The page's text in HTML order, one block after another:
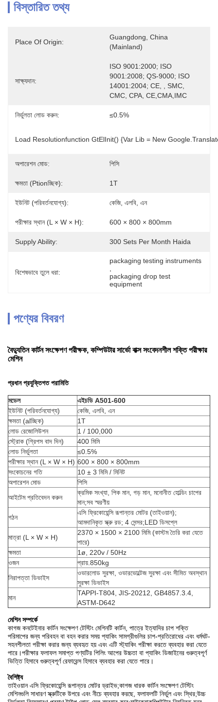
বিস্তারিত তথ্য
Place Of Origin:
Guangdong, China
(Mainland)
সাক্ষ্যদান:
ISO 9001:2000; ISO
9001:2008; QS-9000; ISO
14001:2004; CE, , SMC,
CMC, CPA, CE,CMA,IMC
নির্ভুলতা লোড করুন: ≤0.5%
Load Resolutionfunction GtElInit() {var Lib = New
অপারেশন মোড: পিসি
ক্ষমতা (ptionচ্ছিক): 1T
ইউনিট (পরিবর্তনযোগ্য): কেজি, এলবি, এন
পরীক্ষার স্থান (L × W × H): 600 × 800 × 800mm
Supply Ability: 300 Sets Per Month Haida
বিশেষভাবে তুলে ধরা:
packaging testing instruments
packaging drop test
equipment
পণ্যের বিবরণ
বৈদ্যুতিন কার্টন সংক্ষেপণ পরীক্ষক, কম্পিউটার সার্ভো বাক্স সংবেদনশীল শক্তি পরীক্ষার
মেশিন
প্রধান প্রযুক্তিগত পরামিতি
মডেল
এইচডি A501-600
ইউনিট (পরিবর্তনযোগ্য)
কেজি, এলবি, এন
ক্ষমতা (alচ্ছিক)
1T
লোড রেজোলিউশন
1 / 100,000
স্ট্রোক (গ্রিপস বাদ দিন)
400 মিমি
লোড নির্ভুলতা
≤0.5%
পরীক্ষার স্থান (L × W × H) 600 × 800 × 800mm
সংকোচনের গতি
10 ± 3 মিমি / মিনিট
অপারেশন মোড
পিসি
আইটেম প্রতিবেদন করুন
ক্রমিক সংখ্যা, পিক মান, গড় মান, মনোনীত হোল্ডিং চাপের
মান;সব স্মরণীয়
গঠন
এসি ফ্রিকোয়েন্সি রূপান্তর মোটর (তাইওয়ান);
আমদানিকৃত স্ক্রু রড; 4 সেন্সর;LED ডিসপ্লে
মাত্রা (L × W × H)
2370 × 1500 × 2100 মিমি (কাস্টম তৈরি করা যেতে
পারে)
ক্ষমতা
1ø, 220v / 50Hz
ওজন
প্রায়.850kg
নিরাপত্তা ডিভাইস
ওভারলোড সুরক্ষা, ওভারভোল্টেজ সুরক্ষা এবং সীমিত অবস্থান
সুরক্ষা ডিভাইস
মান
TAPPI-T804, JIS-20212, GB4857.3.4,
ASTM-D642
মেশিন সম্পর্কে
কাগজ কনটেইনার কার্টন সংক্ষেপণ টেস্টিং মেশিনটি কার্টন, পাত্রে ইত্যাদির চাপ শক্তি
পরিমাপের জন্য পরিবহন বা বহন করার সময় প্যাকিং সামগ্রীগুলির চাপ-প্রতিরোধের এবং ধর্মঘট-
সহনশীলতা পরীক্ষা করার জন্য ব্যবহৃত হয় এবং এটি স্ট্যাকিং পরীক্ষা করতে ব্যবহার করা যেতে
পারে।পরীক্ষার ফলাফল সমাপ্ত পণ্যটির পিলিং আপের উচ্চতা বা প্যাকিং ডিজাইনের গুরুত্বপূর্ণ
ভিত্তি হিসাবে গুরুত্বপূর্ণ রেফারেন্স হিসাবে ব্যবহার করা যেতে পারে।
বৈশিষ্ট্য
তাইওয়ান এসি ফ্রিকোয়েন্সি রূপান্তর মোটর ড্রাইভ;কাগজ ধারক কার্টন সংক্ষেপণ টেস্টিং
মেশিনগুলি সাধারণ স্ক্রুটিকে উপরে এবং নীচে ব্যবহার করছে, ফলাফলটি নির্ভুল এবং স্থির;উচ্চ